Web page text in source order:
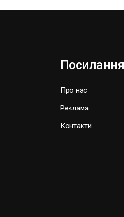
Посилання
Про нас
Реклама
Контакти